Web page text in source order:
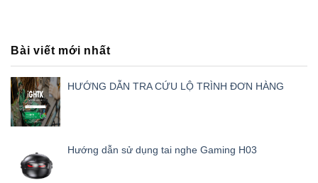
Bài viết mới nhất
HƯỚNG DẪN TRA CỨU LỘ TRÌNH ĐƠN HÀNG
Hướng dẫn sử dụng tai nghe Gaming H03